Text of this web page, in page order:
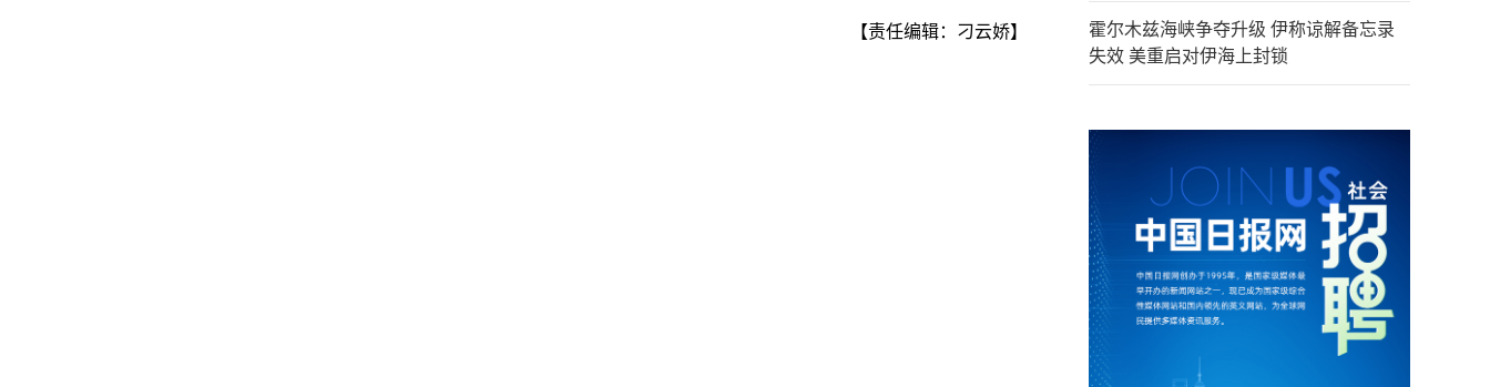
【责任编辑：刁云娇】
霍尔木兹海峡争夺升级 伊称谅解备忘录
失效 美重启对伊海上封锁